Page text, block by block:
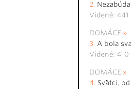
Videné: 441
DOMÁCE
A bola
Videné: 410
DOMÁCE
Svätci,